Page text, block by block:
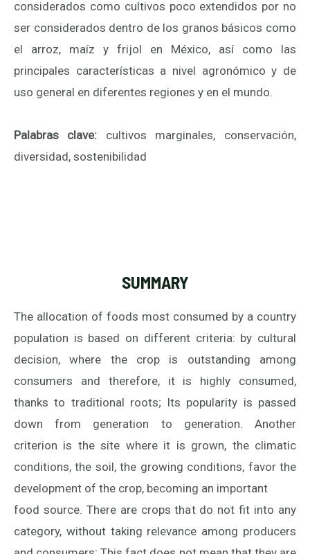
considerados como cultivos poco extendidos por no
ser considerados dentro de los granos básicos como
el arroz, maíz y frijol en México, así como las
principales características a nivel agronómico y de
uso general en diferentes regiones y en el mundo.
Palabras clave: cultivos marginales, conservación,
diversidad, sostenibilidad
SUMMARY
The allocation of foods most consumed by a country
population is based on different criteria: by cultural
decision, where the crop is outstanding among
consumers and therefore, it is highly consumed,
thanks to traditional roots; Its popularity is passed
down from generation to generation. Another
criterion is the site where it is grown, the climatic
conditions, the soil, the growing conditions, favor the
development of the crop, becoming an important
food source. There are crops that do not fit into any
category, without taking relevance among producers